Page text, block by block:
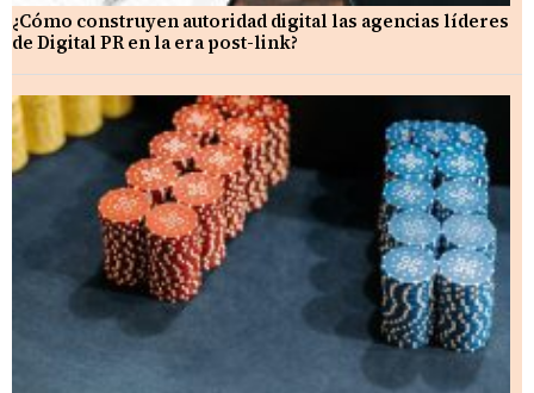
¿Cómo construyen autoridad digital las agencias líderes
de Digital PR en la era post-link?